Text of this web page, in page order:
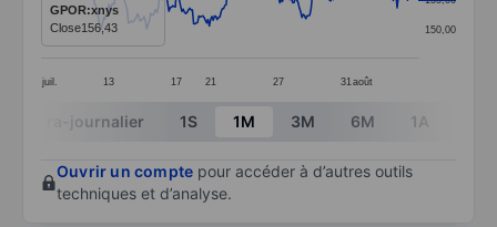
The chart has 1 Y axis displaying values. Data
juil. 13 17 21 27 31 août
150,00
GPOR:xnys
Close156,43
End of interactive chart.
Intra-journalier 1S 1M 3M 6M 1A
Ouvrir un compte pour accéder à d’autres outils
techniques et d’analyse.